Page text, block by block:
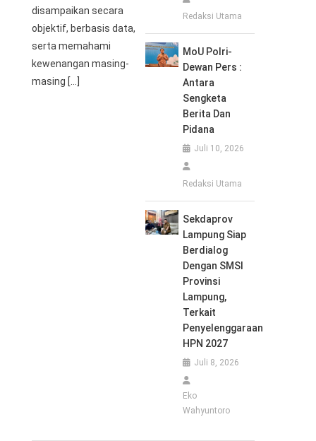
disampaikan secara
objektif, berbasis data,
serta memahami
kewenangan masing-
masing […]
Redaksi Utama
MoU Polri-
Dewan Pers :
Antara
Sengketa
Berita Dan
Pidana
Juli 10, 2026
Redaksi Utama
Sekdaprov
Lampung Siap
Berdialog
Dengan SMSI
Provinsi
Lampung,
Terkait
Penyelenggaraan
HPN 2027
Juli 8, 2026
Eko
Wahyuntoro